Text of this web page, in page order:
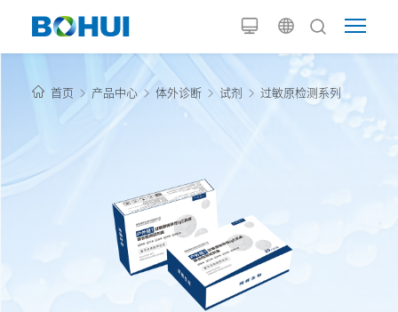
首页 产品中心 体外诊断 试剂 过敏原检测系列